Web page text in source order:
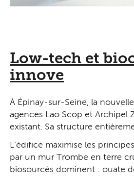
Low-tech et
innove
À Épinay-sur-Seine, la
agences Lao Scop et Archipel
existant. Sa structure
L’édifice maximise les
par un mur Trombe en terre
biosourcés dominent : ouate